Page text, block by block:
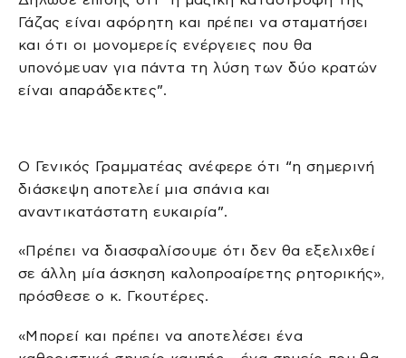
Γάζας είναι αφόρητη και πρέπει να σταματήσει
και ότι οι μονομερείς ενέργειες που θα
υπονόμευαν για πάντα τη λύση των δύο κρατών
είναι απαράδεκτες”.
Ο Γενικός Γραμματέας ανέφερε ότι “η σημερινή
διάσκεψη αποτελεί μια σπάνια και
αναντικατάστατη ευκαιρία”.
«Πρέπει να διασφαλίσουμε ότι δεν θα εξελιχθεί
σε άλλη μία άσκηση καλοπροαίρετης ρητορικής»,
πρόσθεσε ο κ. Γκουτέρες.
«Μπορεί και πρέπει να αποτελέσει ένα